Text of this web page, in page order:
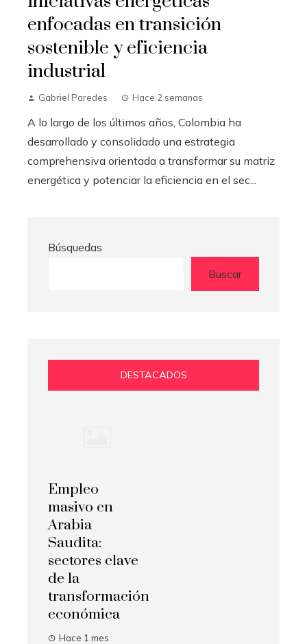
enfocadas en transición
sostenible y eficiencia
industrial
Gabriel Paredes Hace 2 semanas
A lo largo de los últimos años, Colombia ha
desarrollado y consolidado una estrategia
comprehensiva orientada a transformar su matriz
energética y potenciar la eficiencia en el sec...
Búsquedas
Buscar
DESTACADOS
Empleo
masivo en
Arabia
Saudita:
sectores clave
de la
transformación
económica
Hace 1 mes